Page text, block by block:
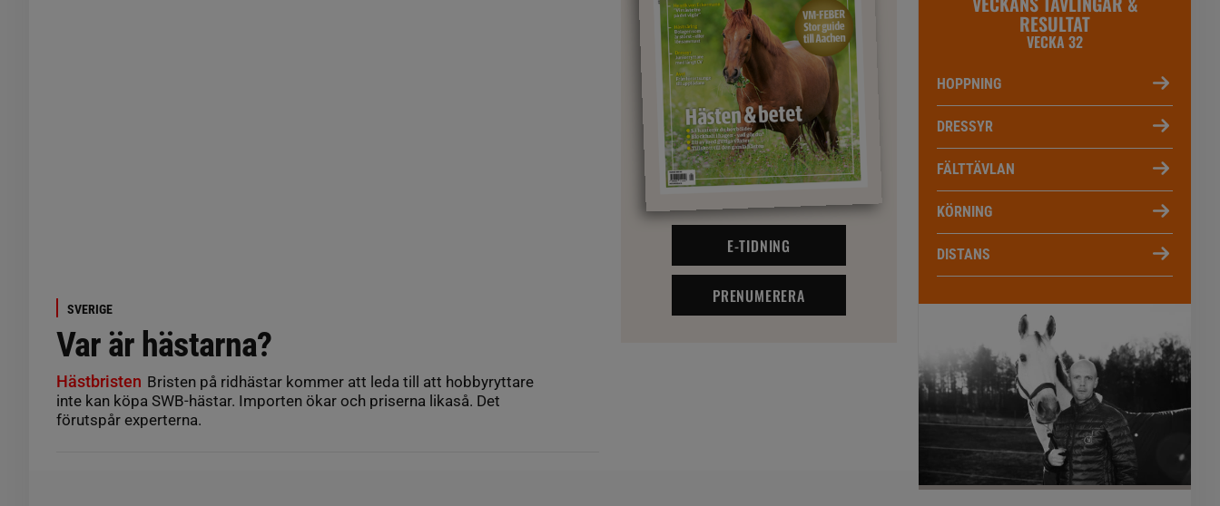
SVERIGE
Var är hästarna?
Hästbristen Bristen på ridhästar kommer att leda till att hobbyryttare
inte kan köpa SWB-hästar. Importen ökar och priserna likaså. Det
förutspår experterna.
E-TIDNING
PRENUMERERA
RESULTAT
VECKA 32
HOPPNING
DRESSYR
FÄLTTÄVLAN
KÖRNING
DISTANS